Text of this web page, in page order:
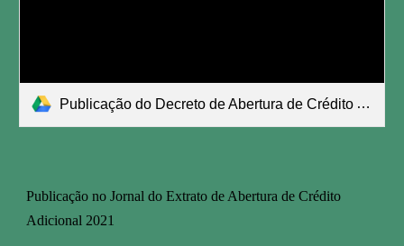
Publicação do Decreto de Abertura de Crédito Adicional.pdf
Publicação no Jornal do Extrato de Abertura de Crédito
Adicional 2021